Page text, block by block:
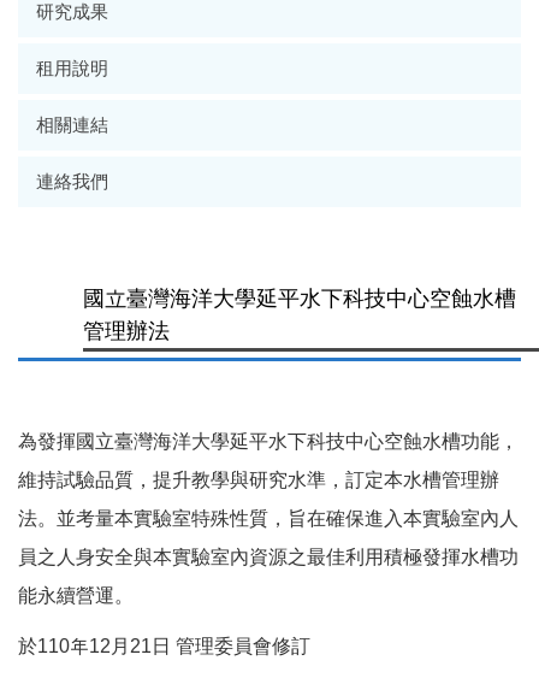
研究成果
租用說明
相關連結
連絡我們
國立臺灣海洋大學延平水下科技中心空蝕水槽
管理辦法
為發揮國立臺灣海洋大學延平水下科技中心空蝕水槽功能，
維持試驗品質，提升教學與研究水準，訂定本水槽管理辦
法。並考量本實驗室特殊性質，旨在確保進入本實驗室內人
員之人身安全與本實驗室內資源之最佳利用積極發揮水槽功
能永續營運。
於110年12月21日 管理委員會修訂